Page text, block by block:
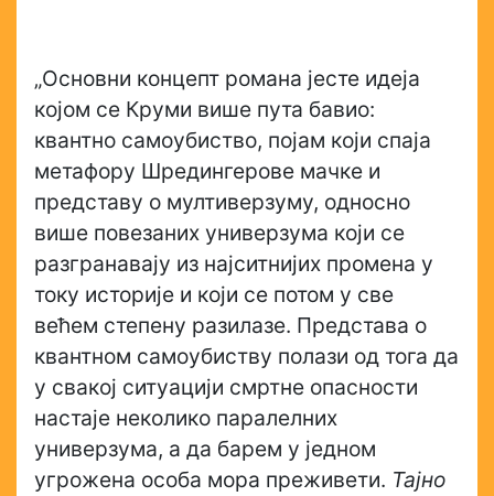
„Основни концепт романа јесте идеја
којом се Круми више пута бавио:
квантно самоубиство, појам који спаја
метафору Шредингерове мачке и
представу о мултиверзуму, односно
више повезаних универзума који се
разгранавају из најситнијих промена у
току историје и који се потом у све
већем степену разилазе. Представа о
квантном самоубиству полази од тога да
у свакој ситуацији смртне опасности
настаје неколико паралелних
универзума, а да барем у једном
угрожена особа мора преживети. Тајно